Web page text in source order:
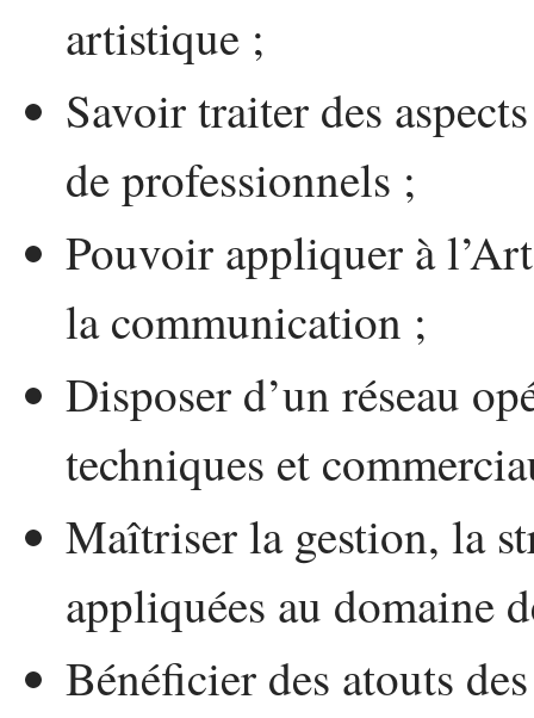
artistique ;
Savoir traiter des
de professionnels ;
Pouvoir appliquer à
la communication ;
Disposer d’un réseau
techniques et
Maîtriser la gestion, la
appliquées au domaine
Bénéficier des atouts